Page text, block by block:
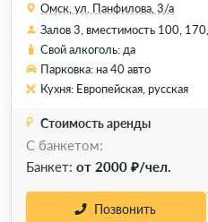
Омск, ул. Панфилова, 3/а
Залов 3, вместимость 100,
Свой алкоголь: да
Парковка: на 40 авто
Кухня: Европейская, русская
Стоимость аренды
С банкетом:
Банкет: от 2000 ₽/чел.
Позвонить